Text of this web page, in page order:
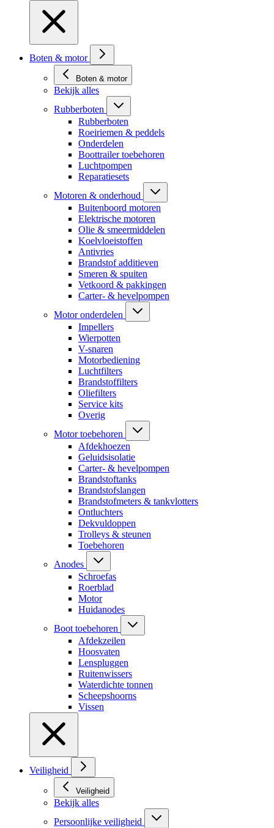
Boten & motor
Boten & motor
Bekijk alles
Rubberboten
Rubberboten
Roeiriemen & peddels
Onderdelen
Boottrailer toebehoren
Luchtpompen
Reparatiesets
Motoren & onderhoud
Buitenboord motoren
Elektrische motoren
Olie & smeermiddelen
Koelvloeistoffen
Antivries
Brandstof additieven
Smeren & spuiten
Vetkoord & pakkingen
Carter- & hevelpompen
Motor onderdelen
Impellers
Wierpotten
V-snaren
Motorbediening
Luchtfilters
Brandstoffilters
Oliefilters
Service kits
Overig
Motor toebehoren
Afdekhoezen
Geluidsisolatie
Carter- & hevelpompen
Brandstoftanks
Brandstofslangen
Brandstofmeters & tankvlotters
Ontluchters
Dekvuldoppen
Trolleys & steunen
Toebehoren
Anodes
Schroefas
Roerblad
Motor
Huidanodes
Boot toebehoren
Afdekzeilen
Hoosvaten
Lenspluggen
Ruitenwissers
Waterdichte tonnen
Scheepshoorns
Vissen
Veiligheid
Veiligheid
Bekijk alles
Persoonlijke veiligheid